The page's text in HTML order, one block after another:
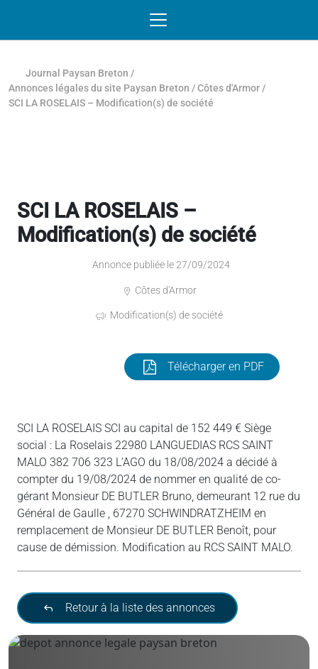
Journal Paysan Breton /
Annonces légales du site Paysan Breton /Côtes d'Armor /
SCI LA ROSELAIS – Modification(s) de société
SCI LA ROSELAIS –
Modification(s) de société
Annonce publiée le 27/09/2024
Côtes d'Armor
Modification(s) de société
Télécharger en PDF
SCI LA ROSELAIS SCI au capital de 152 449 € Siège
social : La Roselais 22980 LANGUEDIAS RCS SAINT
MALO 382 706 323 L’AGO du 18/08/2024 a décidé à
compter du 19/08/2024 de nommer en qualité de co-
gérant Monsieur DE BUTLER Bruno, demeurant 12 rue du
Général de Gaulle , 67270 SCHWINDRATZHEIM en
remplacement de Monsieur DE BUTLER Benoît, pour
cause de démission. Modification au RCS SAINT MALO.
Retour à la liste des annonces